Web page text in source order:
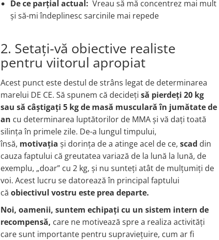
Vitamina C
Vitamina D
Wormwood (Artemisia)
Z
Zeaxantina
Zinc
De ce parțial actual: Vreau să mă concentrez mai mult
și să-mi îndeplinesc sarcinile mai repede
2. Setați-vă obiective realiste
pentru viitorul apropiat
Acest punct este destul de strâns legat de determinarea
marelui DE CE. Să spunem că decideți să pierdeți 20 kg
sau să câștigați 5 kg de masă musculară în jumătate de
an cu determinarea luptătorilor de MMA și vă dați toată
silința în primele zile. De-a lungul timpului,
însă, motivația și dorința de a atinge acel de ce, scad din
cauza faptului că greutatea variază de la lună la lună, de
exemplu, „doar” cu 2 kg, și nu sunteți atât de mulțumiți de
voi. Acest lucru se datorează în principal faptului
că obiectivul vostru este prea departe.
Noi, oamenii, suntem echipați cu un sistem intern de
recompensă, care ne motivează spre a realiza activități
care sunt importante pentru supraviețuire, cum ar fi